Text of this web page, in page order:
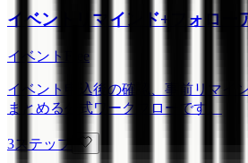
イベントリマインド+フォロー
イベント Free
イベント申込後の確認、事前リマイ
まとめる公式ワークフローです。
3ステップ